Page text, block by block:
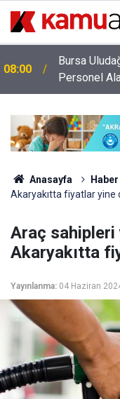
08:00
Bursa
Personel
Anasayfa Haber
Akaryakıtta fiyatlar yine
Araç sahipleri
Akaryakıtta
Yayınlanma: 04 Haziran